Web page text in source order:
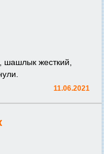
шашлык жесткий,
11.06.2021